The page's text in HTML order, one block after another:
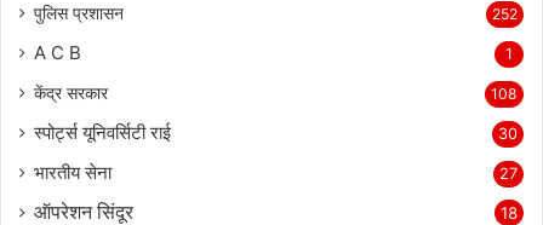
पुलिस प्रशासन 252
A C B 1
केंद्र सरकार 108
स्पोर्ट्स यूनिवर्सिटी राई 30
भारतीय सेना 27
ऑपरेशन सिंदूर 18